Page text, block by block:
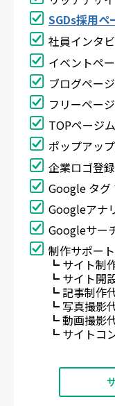
SGDs採用ペ
社員インタ
イベントペ
ブログペー
フリーペー
TOPページ
ポップアッ
企業ロゴ登録
Google タグ
Googleアナ
Googleサー
制作サポート
┗ サイト制
┗ サイト開
┗ 記事制作
┗ 写真撮影
┗ 動画撮影
┗ サイトコ